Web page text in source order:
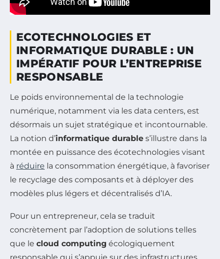
ECOTECHNOLOGIES ET
INFORMATIQUE DURABLE : UN
IMPÉRATIF POUR L’ENTREPRISE
RESPONSABLE
Le poids environnemental de la technologie
numérique, notamment via les data centers, est
désormais un sujet stratégique et incontournable.
La notion d’informatique durable s’illustre dans la
montée en puissance des écotechnologies visant
à réduire la consommation énergétique, à favoriser
le recyclage des composants et à déployer des
modèles plus légers et décentralisés d’IA.
Pour un entrepreneur, cela se traduit
concrètement par l’adoption de solutions telles
que le cloud computing écologiquement